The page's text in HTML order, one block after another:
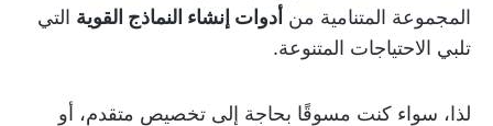
المجموعة المتنامية من أدوات إنشاء النماذج القوية التي
تلبي الاحتياجات المتنوعة.
لذا، سواء كنت مسوقًا بحاجة إلى تخصيص متقدم، أو